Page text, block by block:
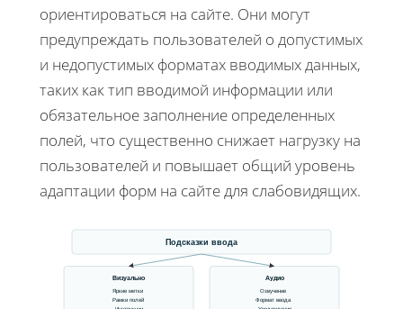
ориентироваться на сайте. Они могут
предупреждать пользователей о допустимых
и недопустимых форматах вводимых данных,
таких как тип вводимой информации или
обязательное заполнение определенных
полей, что существенно снижает нагрузку на
пользователей и повышает общий уровень
адаптации форм на сайте для слабовидящих.
Подсказки ввода
Визуально
Яркие метки
Рамки полей
Аудио
Озвучение
Формат ввода